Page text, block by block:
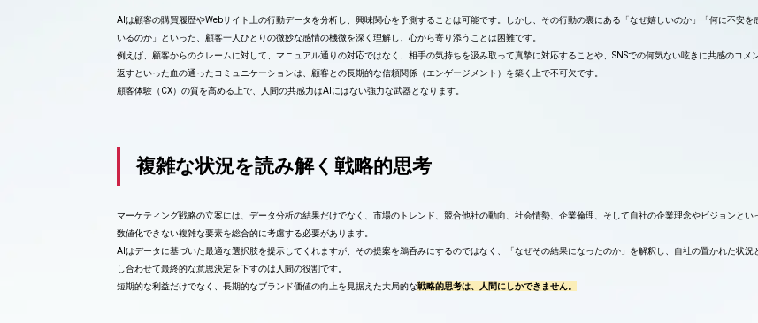
AIは顧客の購買履歴やWebサイト上の行動データを分析し、興味関心を予測することは可能です。しかし、その行動の裏にある「なぜ嬉しいのか」「何に不安を
いるのか」といった、顧客一人ひとりの微妙な感情の機微を深く理解し、心から寄り添うことは困難です。
例えば、顧客からのクレームに対して、マニュアル通りの対応ではなく、相手の気持ちを汲み取って真摯に対応することや、SNSでの何気ない呟きに共感のコメ
返すといった血の通ったコミュニケーションは、顧客との長期的な信頼関係（エンゲージメント）を築く上で不可欠です。
顧客体験（CX）の質を高める上で、人間の共感力はAIにはない強力な武器となります。
複雑な状況を読み解く戦略的思考
マーケティング戦略の立案には、データ分析の結果だけでなく、市場のトレンド、競合他社の動向、社会情勢、企業倫理、そして自社の企業理念やビジョンとい
数値化できない複雑な要素を総合的に考慮する必要があります。
AIはデータに基づいた最適な選択肢を提示してくれますが、その提案を鵜呑みにするのではなく、「なぜその結果になったのか」を解釈し、自社の置かれた状況
し合わせて最終的な意思決定を下すのは人間の役割です。
短期的な利益だけでなく、長期的なブランド価値の向上を見据えた大局的な戦略的思考は、人間にしかできません。